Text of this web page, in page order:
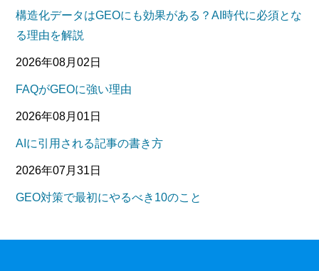
構造化データはGEOにも効果がある？AI時代に必須とな
る理由を解説
2026年08月02日
FAQがGEOに強い理由
2026年08月01日
AIに引用される記事の書き方
2026年07月31日
GEO対策で最初にやるべき10のこと